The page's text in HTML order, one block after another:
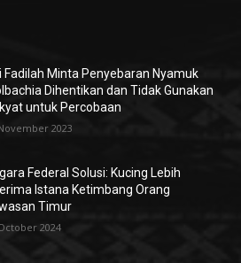
Fadilah Minta Penyebaran Nyamuk
Dihentikan dan Tidak Gunakan
untuk Percobaan
2023
Federal Solusi: Kucing Lebih
Istana Ketimbang Orang
Timur
2024